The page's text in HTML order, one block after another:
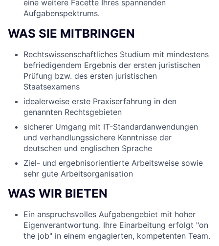
eine weitere Facette Ihres spannenden
Aufgabenspektrums.
WAS SIE MITBRINGEN
Rechtswissenschaftliches Studium mit mindestens
befriedigendem Ergebnis der ersten juristischen
Prüfung bzw. des ersten juristischen
Staatsexamens
idealerweise erste Praxiserfahrung in den
genannten Rechtsgebieten
sicherer Umgang mit IT-Standardanwendungen
und verhandlungssichere Kenntnisse der
deutschen und englischen Sprache
Ziel- und ergebnisorientierte Arbeitsweise sowie
sehr gute Arbeitsorganisation
WAS WIR BIETEN
Ein anspruchsvolles Aufgabengebiet mit hoher
Eigenverantwortung. Ihre Einarbeitung erfolgt "on
the job" in einem engagierten, kompetenten Team.